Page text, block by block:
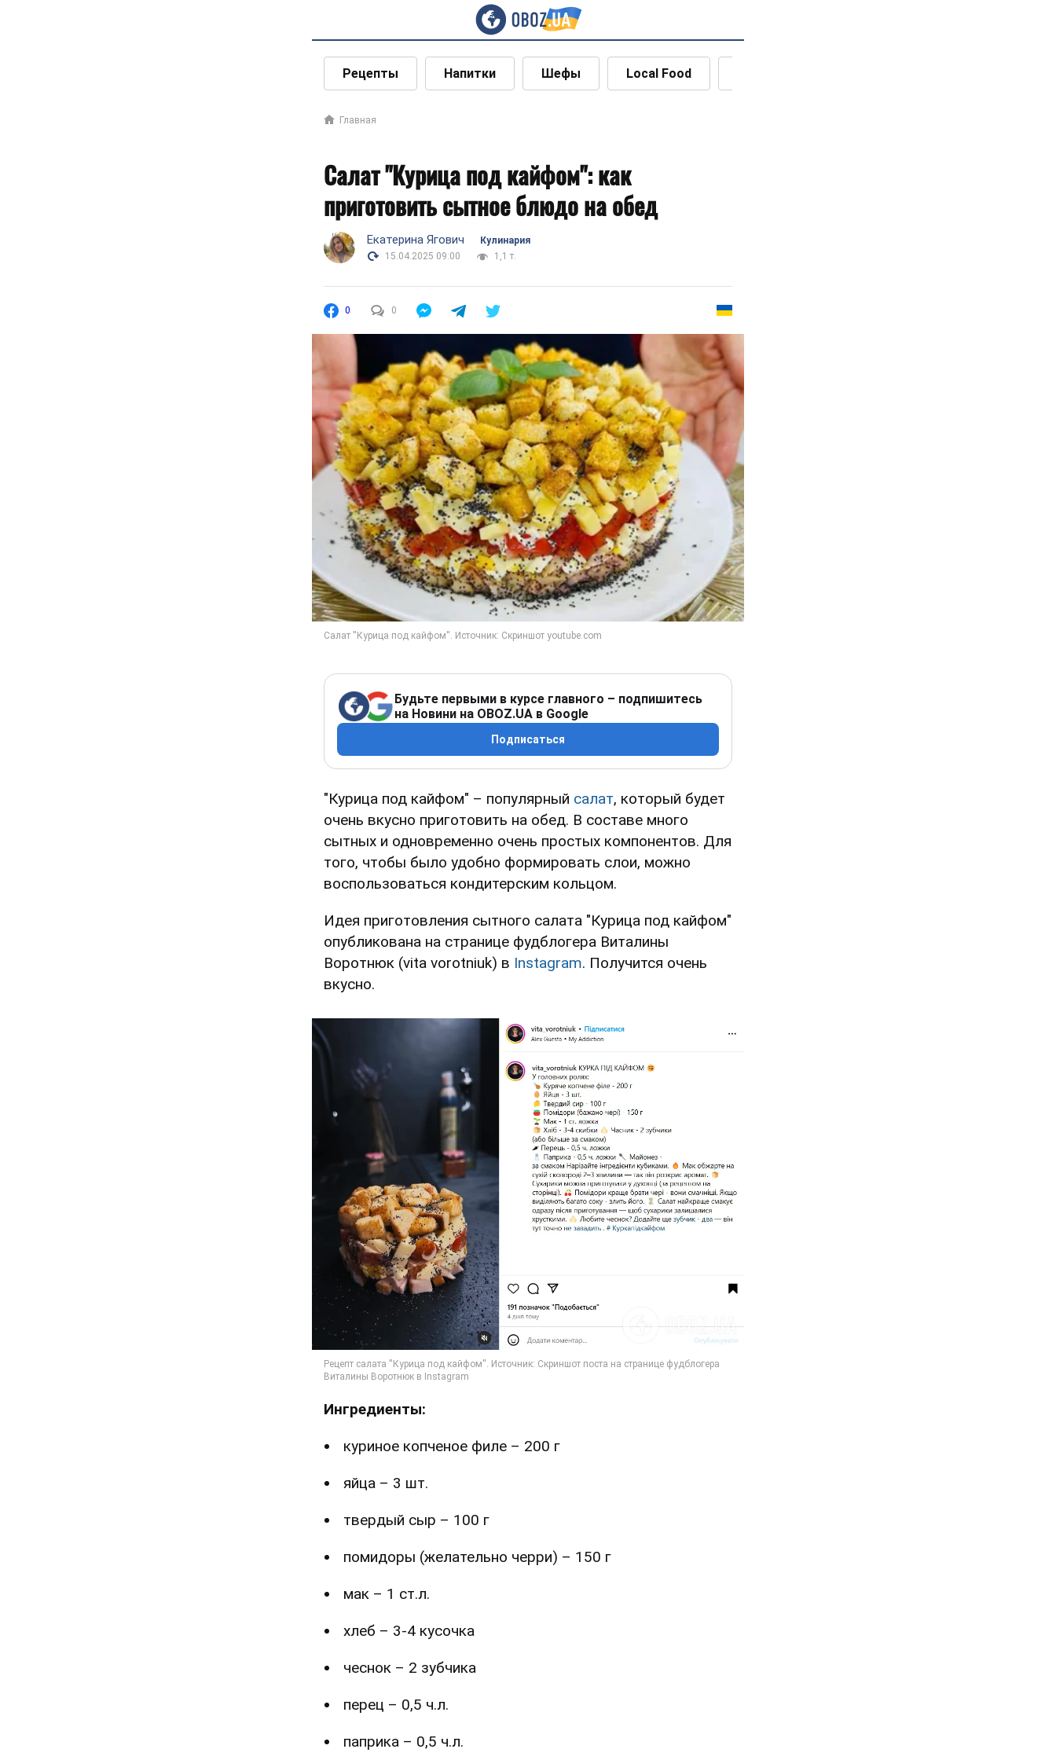
Рецепты Напитки Шефы Local Food
Главная
Салат "Курица под кайфом": как
приготовить сытное блюдо на обед
Екатерина Ягович
Кулинария
15.04.2025 09:00
1,1 т.
0 0
Будьте первыми в курсе главного – подпишитесь
на Новини на OBOZ.UA в Google
Подписаться
"Курица под кайфом" – популярный салат, который будет
очень вкусно приготовить на обед. В составе много
сытных и одновременно очень простых компонентов. Для
того, чтобы было удобно формировать слои, можно
воспользоваться кондитерским кольцом.
Идея приготовления сытного салата "Курица под кайфом"
опубликована на странице фудблогера Виталины
Воротнюк (vita vorotniuk) в Instagram. Получится очень
вкусно.
Ингредиенты:
куриное копченое филе – 200 г
яйца – 3 шт.
твердый сыр – 100 г
помидоры (желательно черри) – 150 г
мак – 1 ст.л.
хлеб – 3-4 кусочка
чеснок – 2 зубчика
перец – 0,5 ч.л.
паприка – 0,5 ч.л.